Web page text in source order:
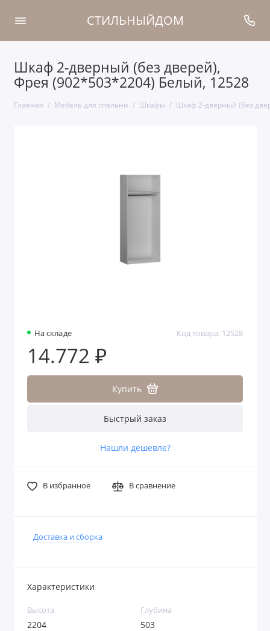
СТИЛЬНЫЙДОМ
Шкаф 2-дверный (без дверей),
Фрея (902*503*2204) Белый, 12528
Главная Мебель для спальни Шкафы Шкаф 2-дверный (без
На складе Код товара: 12528
14.772 ₽
Купить
Быстрый заказ
Нашли дешевле?
В избранное В сравнение
Доставка и сборка
Характеристики
Высота
2204
Глубина
503